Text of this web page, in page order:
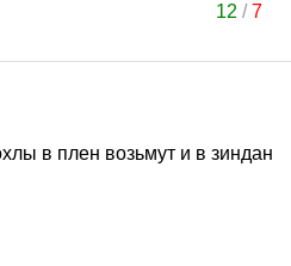
12 /7
в плен возьмут и в зиндан